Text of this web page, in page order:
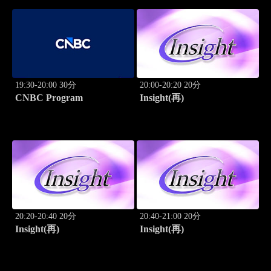
19:30-20:00 30分
CNBC Program
20:00-20:20 20分
Insight(再)
20:20-20:40 20分
Insight(再)
20:40-21:00 20分
Insight(再)